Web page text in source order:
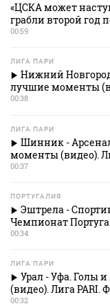
«ЦСКА может
грабли второй год
00:59
ЛИГА ПАРИ
Нижний
лучшие моменты
00:38
ЛИГА ПАРИ
Шинник -
моменты (видео).
00:37
ПОРТУГАЛИЯ
Эштрела -
Чемпионат
00:34
ЛИГА ПАРИ
Урал - Уфа. Голы
(видео). Лига PARI.
00:32